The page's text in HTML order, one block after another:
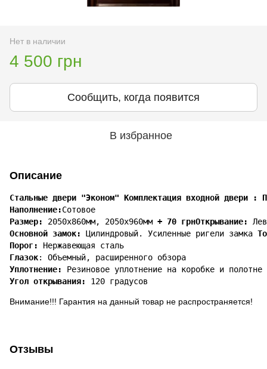
Нет в наличии
4 500 грн
Сообщить, когда появится
В избранное
Описание
Стальные двери "Эконом" Комплектация входной двери :
Наполнение:
Размер: 2050x860мм, 2050x960мм + 70 грнОткрывание:
Основной замок:
Цилиндровый. Усиленные ригели замка
Порог:
Глазок
Уплотнение:
Угол открывания:
120 градусов
Внимание!!! Гарантия на данный товар не распространяется!
Отзывы